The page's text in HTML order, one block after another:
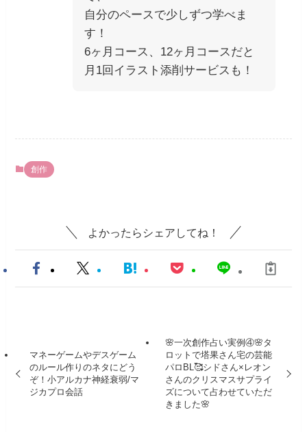
自分のペースで少しずつ学べま
す！
6ヶ月コース、12ヶ月コースだと
月1回イラスト添削サービスも！
創作
よかったらシェアしてね！
マネーゲームやデスゲーム
のルール作りのネタにどう
ぞ！小アルカナ神経衰弱/マ
ジカプロ会話
🌸一次創作占い実例④🌸タ
ロットで塔果さん宅の芸能
パロBL🥰シドさん×レオン
さんのクリスマスサプライ
ズについて占わせていただ
きました🌸